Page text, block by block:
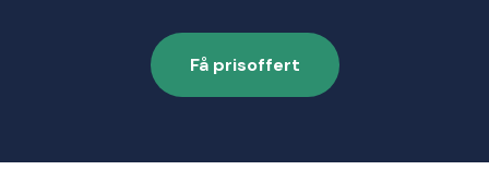
Få prisoffert